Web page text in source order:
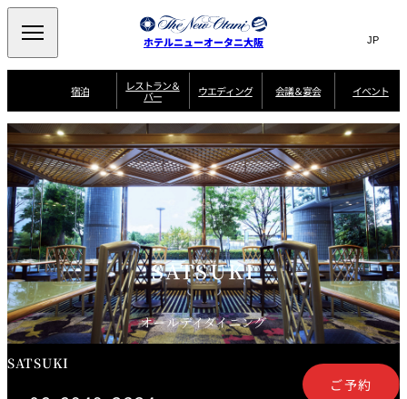
ホテルニューオータニ大阪 Search
サ
ト
内
検
索
窓
を
開
閉
言
切
替
え
メ
ニ
ュ
ー
を
開
閉
JP(日本語)
EN
中文(简) (中文(简))
한국어(한국어)
Select Language▼
宿泊
宿
泊
プ
ラ
ン
一
覧
サ
ー
ビ
ス
ガ
イ
スイート・エグゼ
クティブフロアの
特典
食のご案内
ル
ー
ム
サ
ー
ビ
ス
レストラン＆
バー
西洋料理
SAKURA SATSUKI
日本料理
けやき 季処 一心
麺処
NAKAJIMA 乾山
叙々苑 游玄亭
花外楼 大坂城
店 藤尾
中国料理
ウエディング
ウ
エ
デ
ィ
ン
グ
ニューオータニウ
エディングの魅力
ウ
エ
デ
ィ
ン
グ
ス
タ
イ
ル
新着情報
挙式 披露宴 料理・ケーキ
ム
ー
ビ
ドレスブランド
「ituwa（いつ
わ）」
ストア オープン
来
館
予
会議＆宴会
会
議
＆
宴
会
宴
会
場
一
覧
プ
ラ
ン
一
覧 お料
宴
会
ご
予
約
・
お
問
合
せ
フ
イベント
SATSUKI
オールデイダイニング
SATSUKI
ご予約